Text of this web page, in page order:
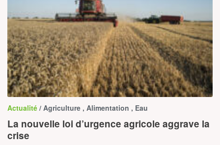
Actualité / Agriculture , Alimentation , Eau
La nouvelle loi d’urgence agricole aggrave la
crise